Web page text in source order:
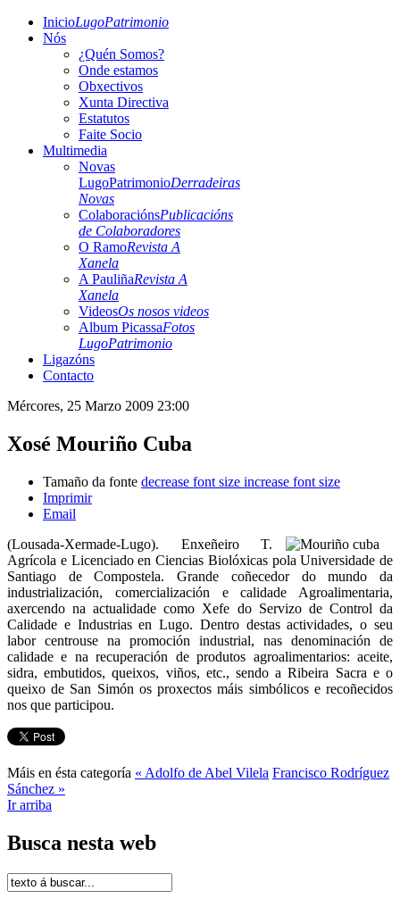
InicioLugoPatrimonio
Nós
¿Quén Somos?
Onde estamos
Obxectivos
Xunta Directiva
Estatutos
Faite Socio
Multimedia
Novas
LugoPatrimonioDerradeiras
Novas
ColaboraciónsPublicacións
de Colaboradores
O RamoRevista A
Xanela
A PauliñaRevista A
Xanela
VideosOs nosos videos
Album PicassaFotos
LugoPatrimonio
Ligazóns
Contacto
Mércores, 25 Marzo 2009 23:00
Xosé Mouriño Cuba
Tamaño da fonte decrease font size increase font size
Imprimir
Email
(Lousada-Xermade-Lugo). Enxeñeiro T.
Agrícola e Licenciado en Ciencias Biolóxicas pola Universidade de
Santiago de Compostela. Grande coñecedor do mundo da
industrialización, comercialización e calidade Agroalimentaria,
axercendo na actualidade como Xefe do Servizo de Control da
Calidade e Industrias en Lugo. Dentro destas actividades, o seu
labor centrouse na promoción industrial, nas denominación de
calidade e na recuperación de produtos agroalimentarios: aceite,
sidra, embutidos, queixos, viños, etc., sendo a Ribeira Sacra e o
queixo de San Simón os proxectos máis simbólicos e recoñecidos
nos que participou.
Máis en ésta categoría « Adolfo de Abel Vilela Francisco Rodríguez
Sánchez »
Ir arriba
Busca nesta web